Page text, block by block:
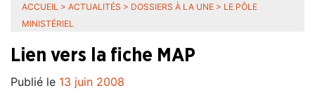
ACCUEIL > ACTUALITÉS > DOSSIERS À LA UNE > LE PÔLE
MINISTÉRIEL
Lien vers la fiche MAP
Publié le 13 juin 2008